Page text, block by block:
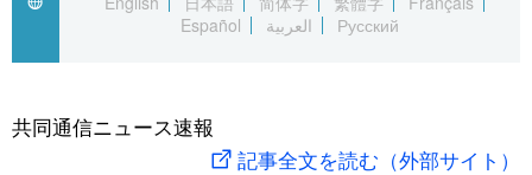
Русский
国際
アーカイブ
Japan Data
スポーツ・東京2020
Español
العربية Русский
共同通信ニュース速報
記事全文を読む（外部サイト）